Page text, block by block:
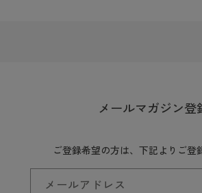
メールマガジン登
ご登録希望の方は、下記よりご登
メールアドレス